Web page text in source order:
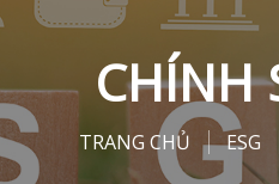
CHÍNH
TRANG CHỦ ESG